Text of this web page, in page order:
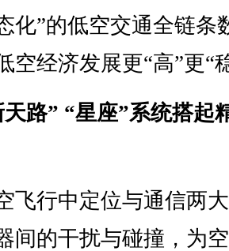
化”的低空交通全链条
空经济发展更“高”更“
路” “星座”系统搭起
行中定位与通信两大
间的干扰与碰撞，为